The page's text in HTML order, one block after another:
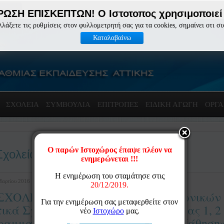
ΕΠΙΣΚΕΠΤΩΝ! Ο Ιστοτοπος
τις ρυθμίσεις στον φυλλομετρητή σας για τα cookies, σημαίνει οτι
Καταλαβαίνω
ΣΧΟΛΕΙΑ ΣΥΜΒΟΥΛΙΑ ΕΠΙΤΡΟΠΈΣ ΕΙΔΙΚΗ ΑΓΩΓΗ
2016 12:10
Ένταξη ευάλωτων
Σχολεία Άξονες Προτεραιότητας 1,